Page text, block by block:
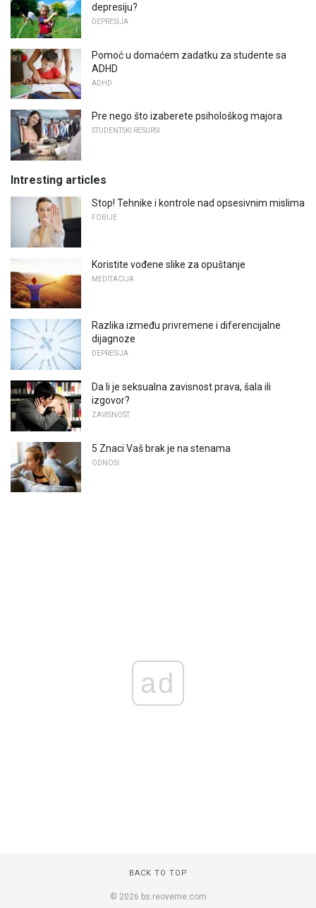
depresiju?
DEPRESIJA
Pomoć u domaćem zadatku za studente sa
ADHD
ADHD
Pre nego što izaberete psihološkog majora
STUDENTSKI RESURSI
Intresting articles
Stop! Tehnike i kontrole nad opsesivnim mislima
FOBIJE
Koristite vođene slike za opuštanje
MEDITACIJA
Razlika između privremene i diferencijalne
dijagnoze
DEPRESIJA
Da li je seksualna zavisnost prava, šala ili
izgovor?
ZAVISNOST
5 Znaci Vaš brak je na stenama
ODNOSI
ad
BACK TO TOP
© 2026 bs.reoveme.com